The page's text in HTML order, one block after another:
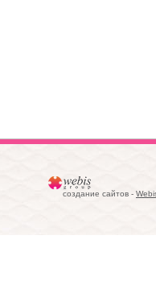
создание сайтов -